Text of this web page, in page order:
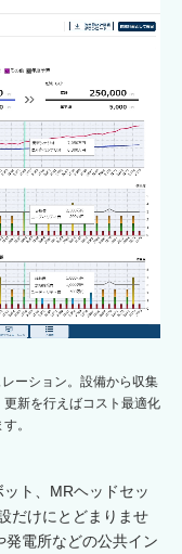
ーション。設備から収集
新を行えばコスト最適化
。
ト、MRヘッドセッ
だけにとどまりませ
発電所などの公共イン